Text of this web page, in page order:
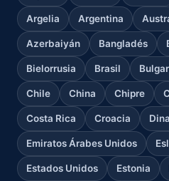
Argelia Argentina
Azerbaiyán Bangladés
Bielorrusia Brasil
Chile China Chipre
Costa Rica Croacia
Emiratos Árabes Unidos
Estados Unidos Estonia